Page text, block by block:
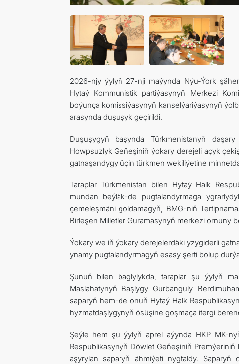
2026-njy ýylyň 27-nji maýynda Nýu-Ýork
Hytaý Kommunistik partiýasynyň Merkezi
boýunça komissiýasynyň kanselýariýasynyň
arasynda duşuşyk geçirildi.
Duşuşygyň başynda Türkmenistanyň
Howpsuzlyk Geňeşiniň ýokary derejeli açyk
gatnaşandygy üçin türkmen wekiliýetine
Taraplar Türkmenistan bilen Hytaý Halk
mundan beýläk-de pugtalandyrmaga
çemeleşmäni goldamagyň, BMG-niň
Birleşen Milletler Guramasynyň merkezi ornuny
Ýokary we iň ýokary derejelerdäki yzygiderli
ynamy pugtalandyrmagyň esasy şerti bolup
Şunuň bilen baglylykda, taraplar şu ýylyň
Maslahatynyň Başlygy Gurbanguly
saparyň hem-de onuň Hytaý Halk
hyzmatdaşlygynyň ösüşine goşmaça itergi
Şeýle hem şu ýylyň aprel aýynda HKP MK-
Respublikasynyň Döwlet Geňeşiniň
aşyrylan saparyň ähmiýeti nygtaldy. Saparyň